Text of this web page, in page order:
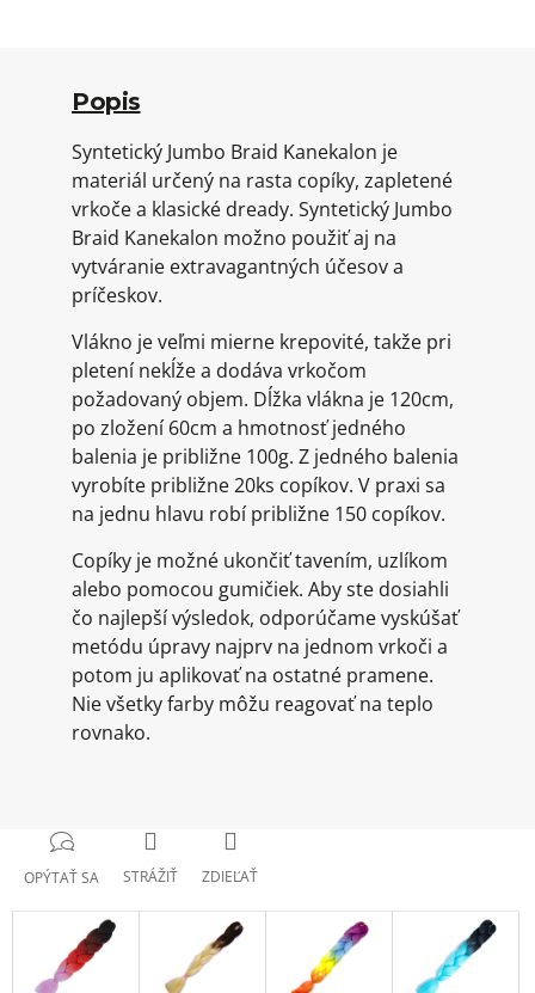
Popis
Syntetický Jumbo Braid Kanekalon je
materiál určený na rasta copíky, zapletené
vrkoče a klasické dready. Syntetický Jumbo
Braid Kanekalon možno použiť aj na
vytváranie extravagantných účesov a
príčeskov.
Vlákno je veľmi mierne krepovité, takže pri
pletení nekĺže a dodáva vrkočom
požadovaný objem. Dĺžka vlákna je 120cm,
po zložení 60cm a hmotnosť jedného
balenia je približne 100g. Z jedného balenia
vyrobíte približne 20ks copíkov. V praxi sa
na jednu hlavu robí približne 150 copíkov.
Copíky je možné ukončiť tavením, uzlíkom
alebo pomocou gumičiek. Aby ste dosiahli
čo najlepší výsledok, odporúčame vyskúšať
metódu úpravy najprv na jednom vrkoči a
potom ju aplikovať na ostatné pramene.
Nie všetky farby môžu reagovať na teplo
rovnako.
OPÝTAŤ SA STRÁŽIŤ ZDIEĽAŤ